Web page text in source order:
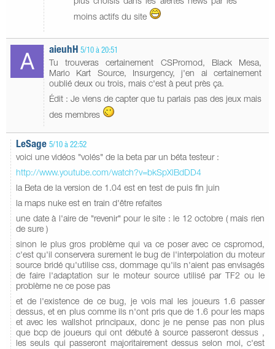
moins actifs du site
aieuhH 5/10 à 20:51
Tu trouveras certainement CSPromod, Black Mesa,
Mario Kart Source, Insurgency, j'en ai certainement
oublié deux ou trois, mais c'est à peut près ça.
Édit : Je viens de capter que tu parlais pas des jeux mais
des membres
LeSage 5/10 à 22:52
voici une vidéos "volés" de la beta par un béta testeur :
http://www.youtube.com/watch?v=bkSpXlBdDD4
la Beta de la version de 1.04 est en test de puis fin juin
la maps nuke est en train d'être refaites
une date à l'aire de "revenir" pour le site : le 12 octobre ( mais rien
de sure )
sinon le plus gros problème qui va ce poser avec ce cspromod,
c'est qu'il conservera surement le bug de l'interpolation du moteur
source bridé qu'utilise css, dommage qu'ils n'aient pas envisagés
de faire l'adaptation sur le moteur source utilisé par TF2 ou le
problème ne ce pose pas
et de l'existence de ce bug, je vois mal les joueurs 1.6 passer
dessus, et en plus comme ils n'ont pris que de 1.6 pour les maps
et avec les wallshot principaux, donc je ne pense pas non plus
que bcp de joueurs qui ont débuté à source passeront dessus ,
les seuls qui passeront majoritairement dessus selon moi, c'est